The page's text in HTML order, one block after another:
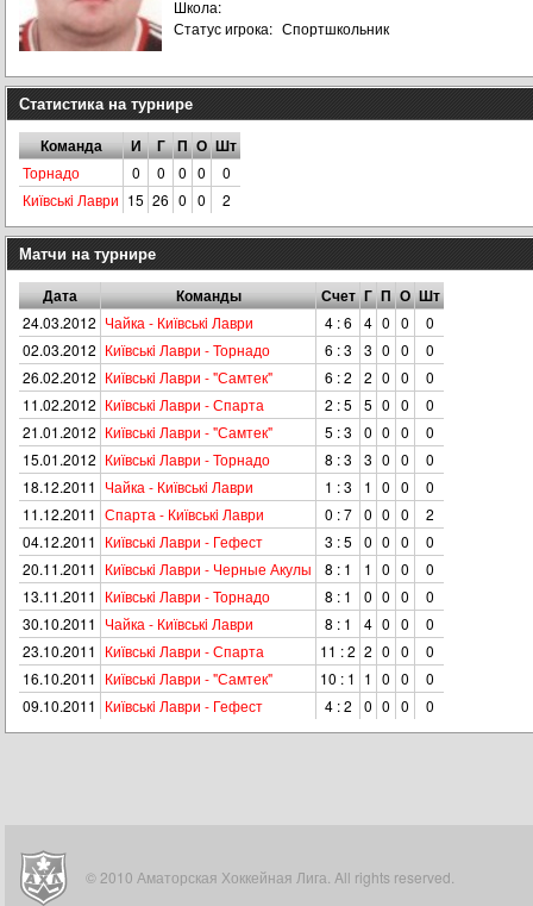
Школа:
Статус игрока: Спортшкольник
Статистика на турнире
Команда И Г П О Шт
Торнадо 0 0 0 0
0
Київськi Лаври 15 26 0 0 2
Матчи на турнире
Дата Команды Счет Г П О Шт
24.03.2012 Чайка - Київськi Лаври 4 : 6 4 0 0
0
02.03.2012 Київськi Лаври - Торнадо 6 : 3 3 0 0
0
26.02.2012 Київськi Лаври - "Самтек" 6 : 2 2 0 0
0
11.02.2012 Київськi Лаври - Спарта 2 : 5 5 0 0
0
21.01.2012 Київськi Лаври - "Самтек" 5 : 3 0 0 0
0
15.01.2012 Київськi Лаври - Торнадо 8 : 3 3 0 0
0
18.12.2011 Чайка - Київськi Лаври 1 : 3 1 0 0
0
11.12.2011 Спарта - Київськi Лаври 0 : 7 0 0 0
2
04.12.2011 Київськi Лаври - Гефест 3 : 5 0 0 0
0
20.11.2011 Київськi Лаври - Черные Акулы 8 : 1 1 0 0
0
13.11.2011 Київськi Лаври - Торнадо 8 : 1 0 0 0
0
30.10.2011 Чайка - Київськi Лаври 8 : 1 4 0 0
0
23.10.2011 Київськi Лаври - Спарта 11 : 2 2 0 0
0
16.10.2011 Київськi Лаври - "Самтек" 10 : 1 1 0 0
0
09.10.2011 Київськi Лаври - Гефест 4 : 2 0 0 0 0
© 2010 Аматорская Хоккейная Лига. All rights reserved.